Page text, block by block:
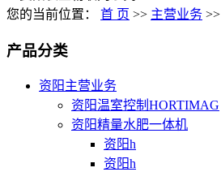
您的当前位置： 首 页 >> 主营业务 >>
产品分类
资阳主营业务
资阳温室控制HORTIMAG
资阳精量水肥一体机
资阳h
资阳h